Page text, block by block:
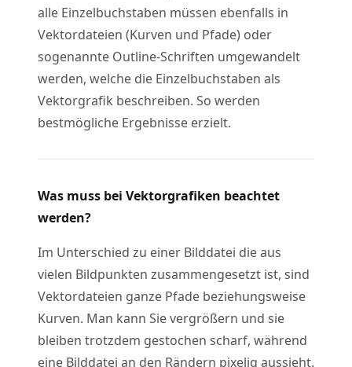
alle Einzelbuchstaben müssen ebenfalls in
Vektordateien (Kurven und Pfade) oder
sogenannte Outline-Schriften umgewandelt
werden, welche die Einzelbuchstaben als
Vektorgrafik beschreiben. So werden
bestmögliche Ergebnisse erzielt.
Was muss bei Vektorgrafiken beachtet
werden?
Im Unterschied zu einer Bilddatei die aus
vielen Bildpunkten zusammengesetzt ist, sind
Vektordateien ganze Pfade beziehungsweise
Kurven. Man kann Sie vergrößern und sie
bleiben trotzdem gestochen scharf, während
eine Bilddatei an den Rändern pixelig aussieht.